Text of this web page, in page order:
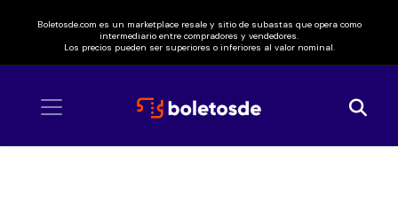
Boletosde.com es un marketplace resale y sitio de subastas que opera como
intermediario entre compradores y vendedores.
Los precios pueden ser superiores o inferiores al valor nominal.